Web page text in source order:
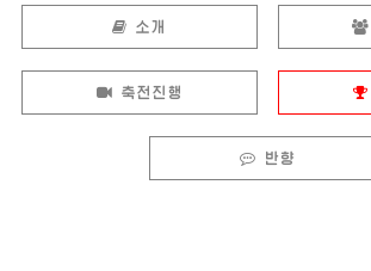
소개
축전진행
반향